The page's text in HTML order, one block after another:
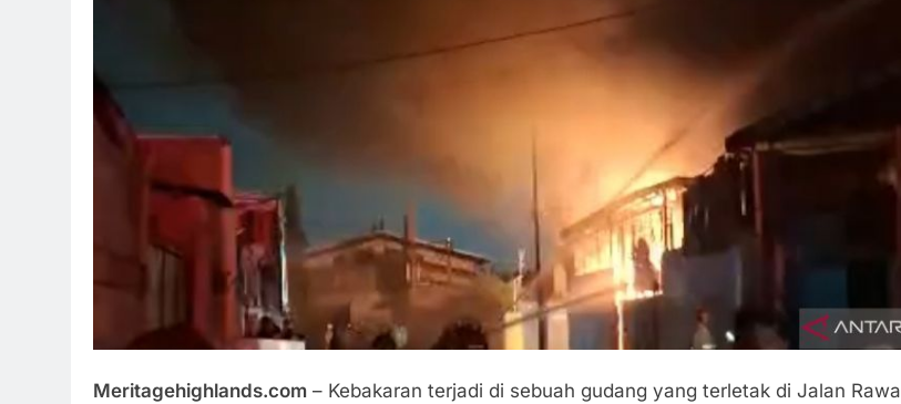
Meritagehighlands.com – Kebakaran terjadi di sebuah gudang yang terletak di Jalan Rawa